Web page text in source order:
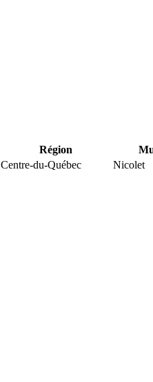
Région
Centre-du-Québec Nicolet